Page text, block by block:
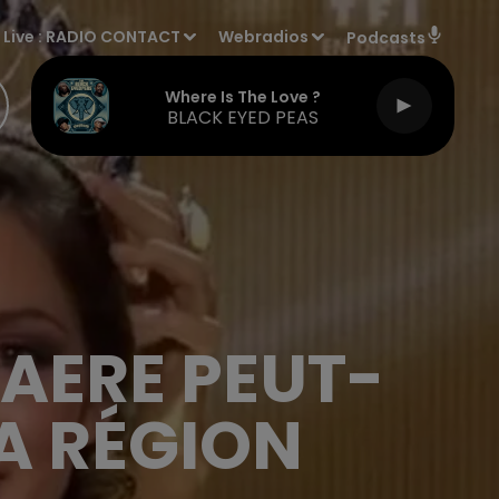
Live :RADIO CONTACT Webradios Podcasts
Where Is The Love ?
BLACK EYED PEAS
PEUT-
RÉGION